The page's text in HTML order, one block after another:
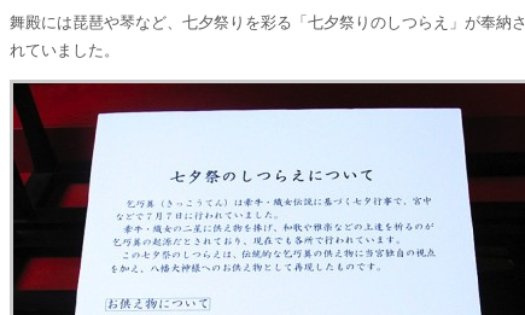
舞殿には琵琶や琴など、七夕祭りを彩る「七夕祭りのしつらえ」が奉納さ
れていました。